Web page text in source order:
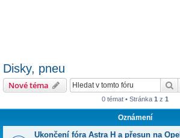
Disky, pneu
Nové téma
0 témat • Stránka 1 z 1
Oznámení
Ukončení fóra Astra H a přesun na